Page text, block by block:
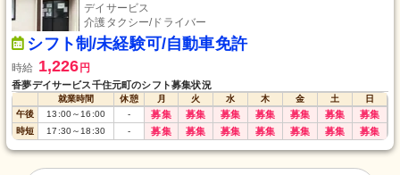
デイサービス
介護タクシー/ドライバー
シフト制/未経験可/自動車免許
時給 1,226 円
香夢デイサービス千住元町のシフト募集状況
就業時間 休憩 月 火 水 木 金 土
日
午後
13:00～16:00 - 募集 募集 募集 募集 募集 募集 募集
時短 17:30～18:30 - 募集 募集 募集 募集 募集 募集 募集